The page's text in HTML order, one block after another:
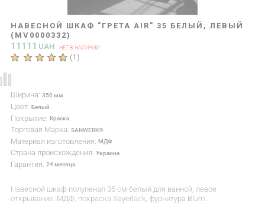
НАВЕСНОЙ ШКАФ "ГРЕТА AIR" 35 БЕЛЫЙ, ЛЕВЫЙ
(MV0000332)
(1)
11111 UAH НЕТ В НАЛИЧИИ
Ширина: 350 мм
Цвет: Белый
Покрытие: Краска
Торговая Марка: SANWERK®
Материал изготовления: МДФ
Страна происхождения: Украина
Гарантия: 24 месяца
Навесной шкаф-полупенал 35 см белый для ванной, левое
открывание. МДФ, покраска Sayerlack, фурнитура Blum.